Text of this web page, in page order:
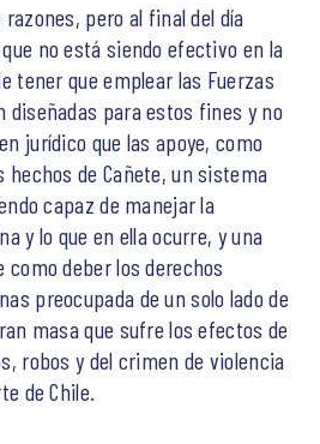
pero al final del día
no está siendo efectivo en la
tener que emplear las Fuerzas
diseñadas para estos fines y no
jurídico que las apoye, como
hechos de Cañete, un sistema
capaz de manejar la
y lo que en ella ocurre, y una
deber los derechos
preocupada de un solo lado de
masa que sufre los efectos de
robos y del crimen de violencia
de Chile.